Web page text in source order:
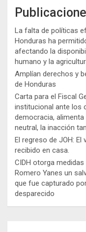
La falta de políticas
Honduras ha
afectando la
humano y la
Amplían derechos y
de Honduras
Carta para el Fiscal
institucional ante los
democracia,
neutral, la inacción
El regreso de JOH:
recibido en casa.
CIDH otorga
Romero Yanes un
que fue capturado
desparecido